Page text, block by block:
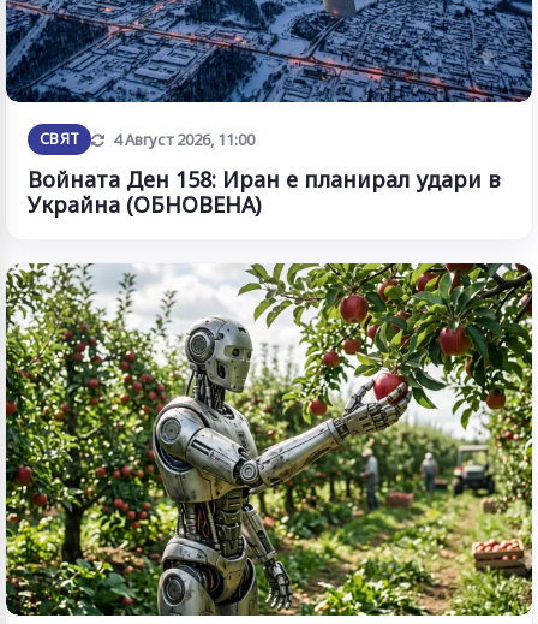
СВЯТ Обновена
4 Август 2026, 11:00
Войната Ден 158: Иран е планирал удари в
Украйна (ОБНОВЕНА)